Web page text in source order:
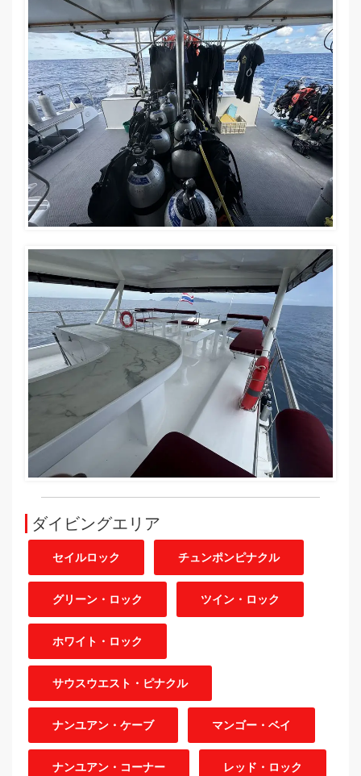
ダイビングエリア
セイルロック チュンポンピナクル
グリーン・ロック ツイン・ロック
ホワイト・ロック
サウスウエスト・ピナクル
ナンユアン・ケーブ マンゴー・ベイ
ナンユアン・コーナー レッド・ロック